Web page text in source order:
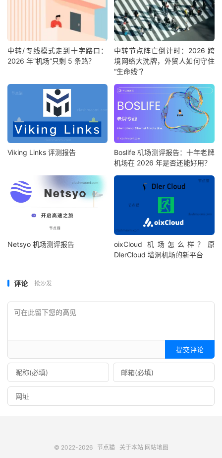
中转/专线模式走到十字路口：
2026 年“机场”只剩 5 条路？
中转节点阵亡倒计时：2026 跨
境网络大洗牌，外贸人如何守住
“生命线”？
Viking Links 评测报告
Boslife 机场测评报告：十年老牌
机场在 2026 年是否还能好用？
Netsyo 机场测评报告
oixCloud 机场怎么样？原
DlerCloud 墙洞机场的新平台
评论 抢沙发
提交评论
© 2022-2026 节点猫 关于本站 网站地图